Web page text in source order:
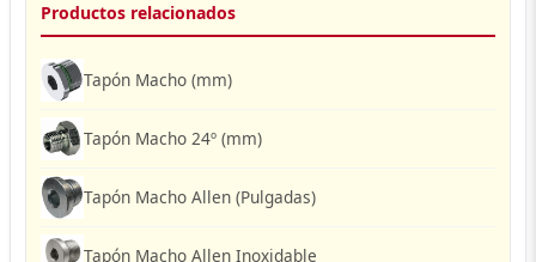
Productos relacionados
Tapón Macho (mm)
Tapón Macho 24º (mm)
Tapón Macho Allen (Pulgadas)
Tapón Macho Allen Inoxidable